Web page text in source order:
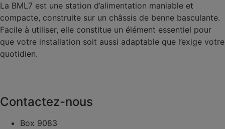
La BML7 est une station d’alimentation maniable et
compacte, construite sur un châssis de benne basculante.
Facile à utiliser, elle constitue un élément essentiel pour
que votre installation soit aussi adaptable que l’exige votre
quotidien.
Contactez-nous
Box 9083